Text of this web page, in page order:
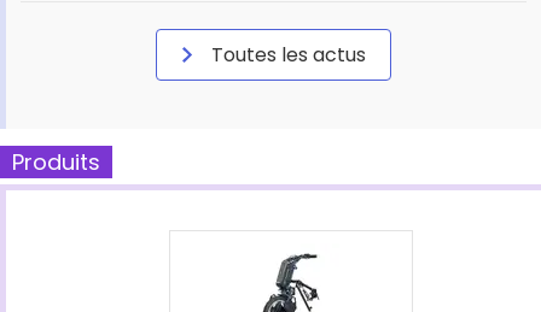
Toutes les actus
Produits